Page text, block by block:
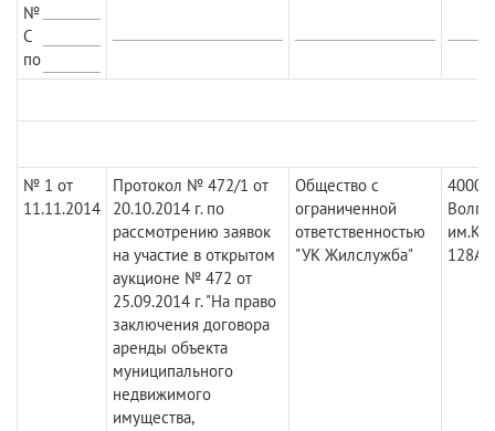
№
С
по
№ 1 от
11.11.2014
Протокол № 472/1 от
20.10.2014 г. по
рассмотрению заявок
на участие в открытом
аукционе № 472 от
25.09.2014 г. "На право
заключения договора
аренды объекта
муниципального
недвижимого
имущества,
Общество с
ограниченной
ответственностью
"УК Жилслужба"
128А